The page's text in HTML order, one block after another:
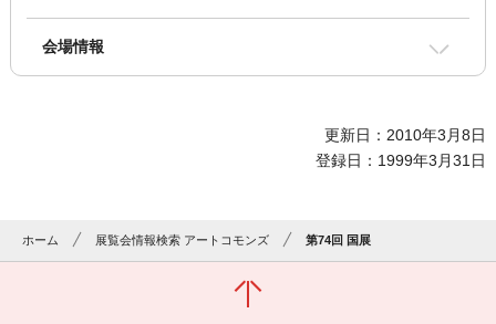
会場情報
更新日：2010年3月8日
登録日：1999年3月31日
ホーム 展覧会情報検索 アートコモンズ 第74回 国展